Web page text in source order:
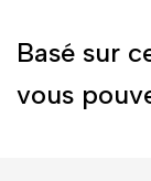
Basé sur
vous